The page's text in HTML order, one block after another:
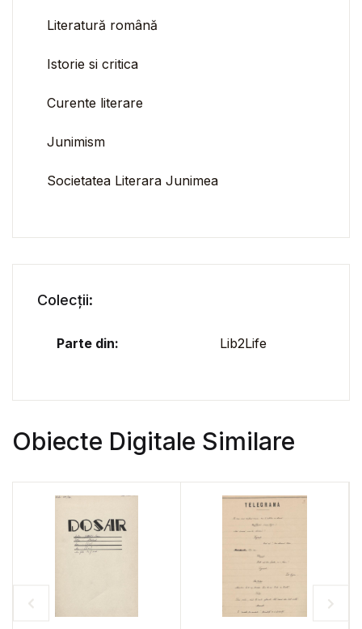
Literatură română
Istorie si critica
Curente literare
Junimism
Societatea Literara Junimea
Colecții:
Parte din: Lib2Life
Obiecte Digitale Similare